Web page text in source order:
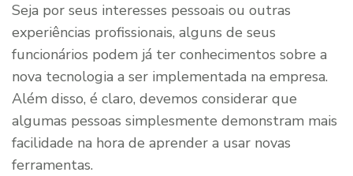
Seja por seus interesses pessoais ou outras
experiências profissionais, alguns de seus
funcionários podem já ter conhecimentos sobre a
nova tecnologia a ser implementada na empresa.
Além disso, é claro, devemos considerar que
algumas pessoas simplesmente demonstram mais
facilidade na hora de aprender a usar novas
ferramentas.